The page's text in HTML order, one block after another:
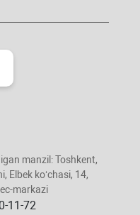
manzil: Toshkent,
Elbek koʻchasi, 14,
markazi
11-72